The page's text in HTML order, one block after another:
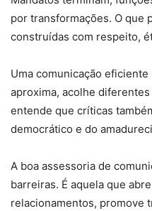
por transformações. O que
construídas com respeito,
Uma comunicação
aproxima, acolhe
entende que críticas
democrático e do
A boa assessoria de
barreiras. É aquela que
relacionamentos, promove